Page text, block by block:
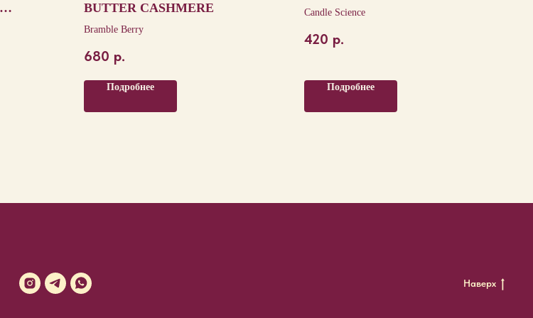
BUTTER CASHMERE
Bramble Berry
680 р.
Подробнее
Candle Science
420 р.
Подробнее
Наверх